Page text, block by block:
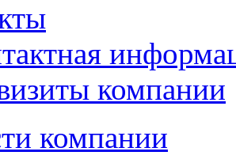
компании
компании